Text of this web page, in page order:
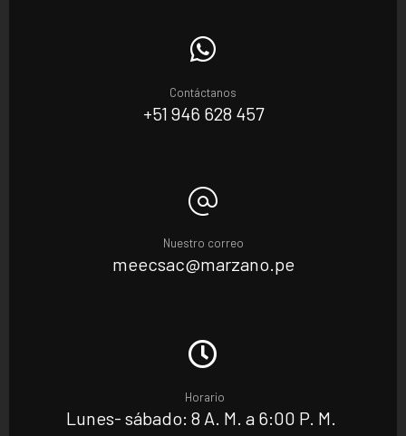
Contáctanos
+51 946 628 457
Nuestro correo
meecsac@marzano.pe
Horario
Lunes- sábado: 8 A. M. a 6:00 P. M.